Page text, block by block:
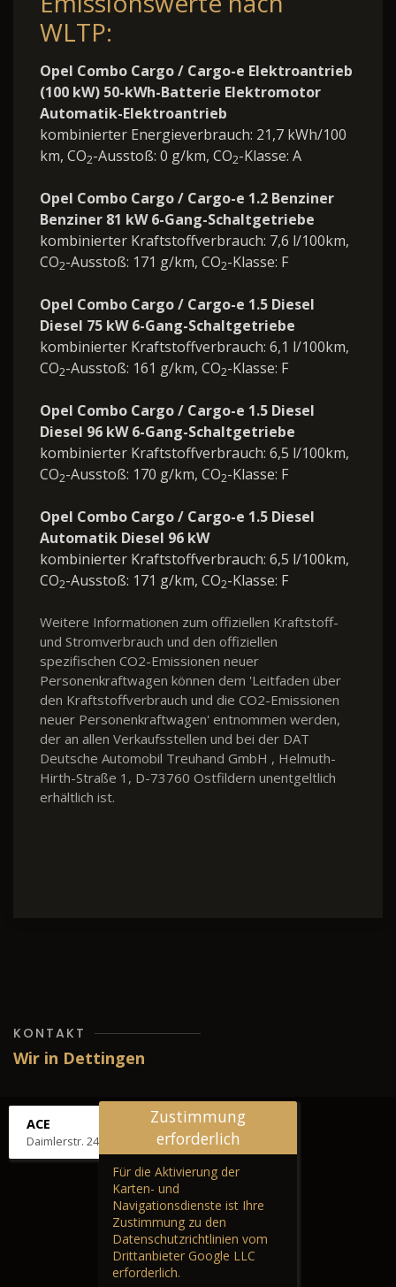
WLTP:
Opel Combo Cargo / Cargo-e Elektroantrieb
(100 kW) 50-kWh-Batterie Elektromotor
Automatik-Elektroantrieb
kombinierter Energieverbrauch: 21,7 kWh/100
km, CO2-Ausstoß: 0 g/km, CO2-Klasse: A
Opel Combo Cargo / Cargo-e 1.2 Benziner
Benziner 81 kW 6-Gang-Schaltgetriebe
kombinierter Kraftstoffverbrauch: 7,6 l/100km,
CO2-Ausstoß: 171 g/km, CO2-Klasse: F
Opel Combo Cargo / Cargo-e 1.5 Diesel
Diesel 75 kW 6-Gang-Schaltgetriebe
kombinierter Kraftstoffverbrauch: 6,1 l/100km,
CO2-Ausstoß: 161 g/km, CO2-Klasse: F
Opel Combo Cargo / Cargo-e 1.5 Diesel
Diesel 96 kW 6-Gang-Schaltgetriebe
kombinierter Kraftstoffverbrauch: 6,5 l/100km,
CO2-Ausstoß: 170 g/km, CO2-Klasse: F
Opel Combo Cargo / Cargo-e 1.5 Diesel
Automatik Diesel 96 kW
kombinierter Kraftstoffverbrauch: 6,5 l/100km,
CO2-Ausstoß: 171 g/km, CO2-Klasse: F
Weitere Informationen zum offiziellen Kraftstoff-
und Stromverbrauch und den offiziellen
spezifischen CO2-Emissionen neuer
Personenkraftwagen können dem 'Leitfaden über
den Kraftstoffverbrauch und die CO2-Emissionen
neuer Personenkraftwagen' entnommen werden,
der an allen Verkaufsstellen und bei der DAT
Deutsche Automobil Treuhand GmbH , Helmuth-
Hirth-Straße 1, D-73760 Ostfildern unentgeltlich
erhältlich ist.
KONTAKT
Wir in Dettingen
ACE
Daimlerstr. 24, 72581 Dettingen
Zustimmung
erforderlich
Für die Aktivierung der
Karten- und
Navigationsdienste ist Ihre
Zustimmung zu den
Datenschutzrichtlinien vom
Drittanbieter Google LLC
erforderlich.